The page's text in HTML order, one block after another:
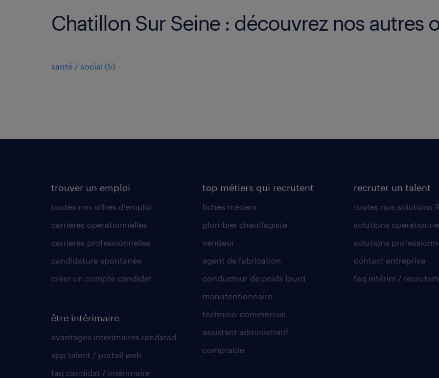
Chatillon Sur Seine : découvrez nos autres
santé / social (5)
trouver un emploi
toutes nos offres d'emploi
carrières opérationnelles
carrières professionnelles
candidature spontanée
créer un compte candidat
être intérimaire
avantages intérimaires randstad
app talent / portail web
faq candidat / intérimaire
top métiers qui recrutent
fiches métiers
plombier chauffagiste
vendeur
agent de fabrication
conducteur de poids lourd
manutentionnaire
technico-commercial
assistant administratif
comptable
recruter un talent
toutes nos solutions
solutions
solutions
contact entreprise
faq intérim /